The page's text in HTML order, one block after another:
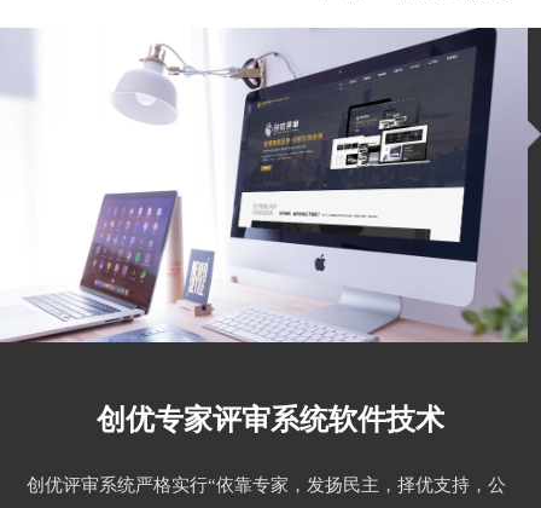
创优专家评审系统软件技术
创优评审系统严格实行“依靠专家，发扬民主，择优支持，公